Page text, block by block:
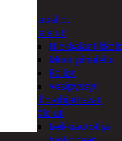
Ilmapallot
Pihalelut
Muut pihalelut
Pallot
Vesipyssyt
Radio-ohjattavat
Sisälelut
Leikkiautot ja